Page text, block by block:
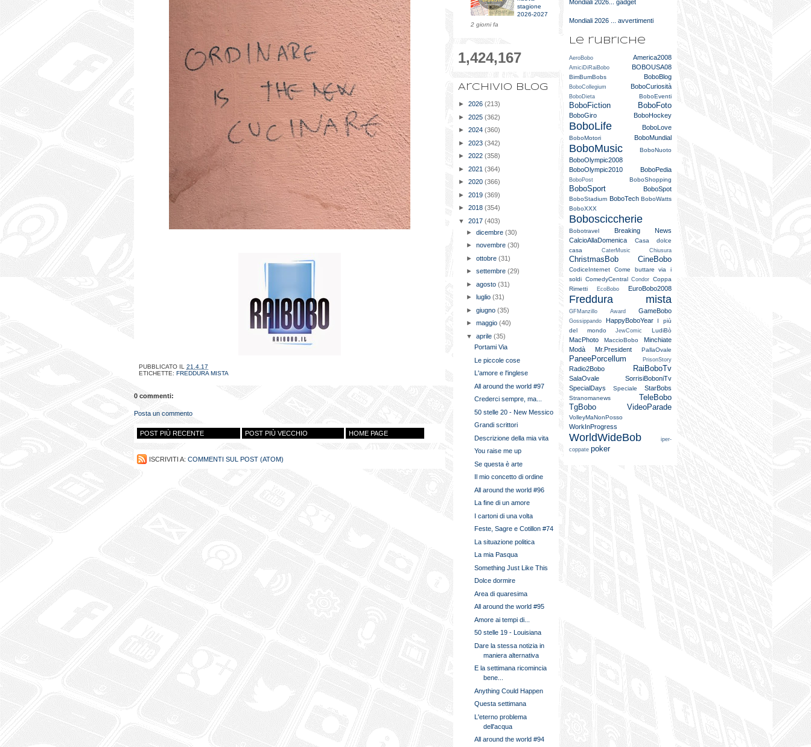
PUBBLICATO IL 21.4.17
ETICHETTE: FREDDURA MISTA
0 commenti:
Posta un commento
POST PIÙ RECENTE POST PIÙ VECCHIO HOME PAGE
ISCRIVITI A: COMMENTI SUL POST (ATOM)
stagione
2026-2027
2 giorni fa
1,424,167
Archivio blog
► 2026 (213)
► 2025 (362)
► 2024 (360)
► 2023 (342)
► 2022 (358)
► 2021 (364)
► 2020 (366)
► 2019 (369)
► 2018 (354)
▼ 2017 (403)
►dicembre(30)
►novembre(30)
►ottobre(31)
►settembre(29)
►agosto(31)
►luglio(31)
►giugno(35)
►maggio(40)
▼aprile(35)
Portami Via
Le piccole cose
L'amore e l'inglese
All around the world #97
Crederci sempre, ma...
50 stelle 20 - New Messico
Grandi scrittori
Descrizione della mia vita
You raise me up
Se questa è arte
Il mio concetto di ordine
All around the world #96
La fine di un amore
I cartoni di una volta
Feste, Sagre e Cotillon #74
La situazione politica
La mia Pasqua
Something Just Like This
Dolce dormire
Area di quaresima
All around the world #95
Amore ai tempi di...
50 stelle 19 - Louisiana
Dare la stessa notizia in
maniera alternativa
E la settimana ricomincia
bene...
Anything Could Happen
Questa settimana
L'eterno problema
dell'acqua
All around the world #94
Mondiali 2026... gadget
Mondiali 2026 ... avvertimenti
Le rubriche
AeroBobo America2008
AmiciDiRaiBobo BOBOUSA08
BimBumBobs BoboBlog
BoboCollegium BoboCuriosità
BoboDieta BoboEventi
BoboFiction BoboFoto
BoboGiro BoboHockey
BoboLife BoboLove
BoboMotori BoboMundial
BoboMusic BoboNuoto
BoboOlympic2008
BoboOlympic2010
BoboPedia
BoboPost BoboShopping
BoboSport BoboSpot
BoboStadium BoboTech BoboWatts
BoboXXX
Bobosciccherie
Bobotravel
Breaking News
CalcioAllaDomenica
Casa dolce
casa
CaterMusic Chiusura
ChristmasBob CineBobo
CodiceInternet
Come buttare via i
soldi ComedyCentral Condor
Coppa
Rimetti
EcoBobo EuroBobo2008
Freddura mista
GFManzillo Award GameBobo
Gossippando HappyBoboYear
I più
del mondo
JewComic LudiBò
MacPhoto MaccioBobo
Minchiate
Modà
Mr.President PallaOvale
PaneePorcellum PrisonStory
Radio2Bobo RaiBoboTv
SalaOvale
SorrisiBoboniTv
SpecialDays
Speciale StarBobs
Stranomanews
TeleBobo
TgBobo
VideoParade
VolleyMaNonPosso
WorkInProgress
WorldWideBob
iper-
coppate poker